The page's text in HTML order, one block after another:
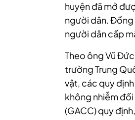
huyện đã mở
người dân. Đồng
người dân cấp
Theo ông Vũ
trường Trung
vật, các quy
không nhiễm
(GACC) quy